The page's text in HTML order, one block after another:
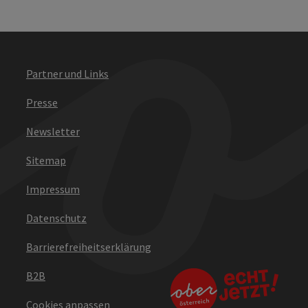
Partner und Links
Presse
Newsletter
Sitemap
Impressum
Datenschutz
Barrierefreiheitserklärung
B2B
Cookies anpassen